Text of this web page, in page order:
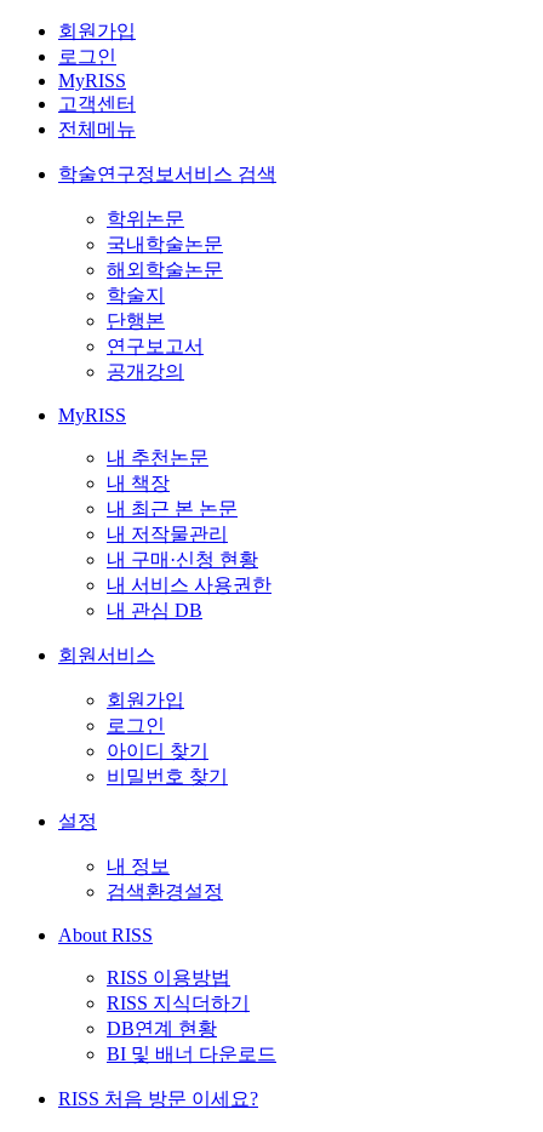
회원가입
로그인
MyRISS
고객센터
전체메뉴
학술연구정보서비스 검색
학위논문
국내학술논문
해외학술논문
학술지
단행본
연구보고서
공개강의
MyRISS
내 추천논문
내 책장
내 최근 본 논문
내 저작물관리
내 구매·신청 현황
내 서비스 사용권한
내 관심 DB
회원서비스
회원가입
로그인
아이디 찾기
비밀번호 찾기
설정
내 정보
검색환경설정
About RISS
RISS 이용방법
RISS 지식더하기
DB연계 현황
BI 및 배너 다운로드
RISS 처음 방문 이세요?